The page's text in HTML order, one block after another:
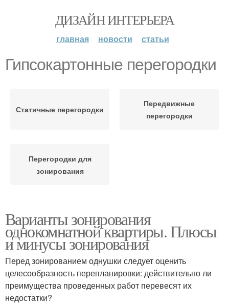
ДИЗАЙН ИНТЕРЬЕРА
главная новости статьи
Гипсокартонные перегородки
Статичные перегородки
Передвижные
перегородки
Перегородки для
зонирования
Варианты зонирования
однокомнатной квартиры. Плюсы
и минусы зонирования
Перед зонированием однушки следует оценить
целесообразность перепланировки: действительно ли
преимущества проведенных работ перевесят их
недостатки?